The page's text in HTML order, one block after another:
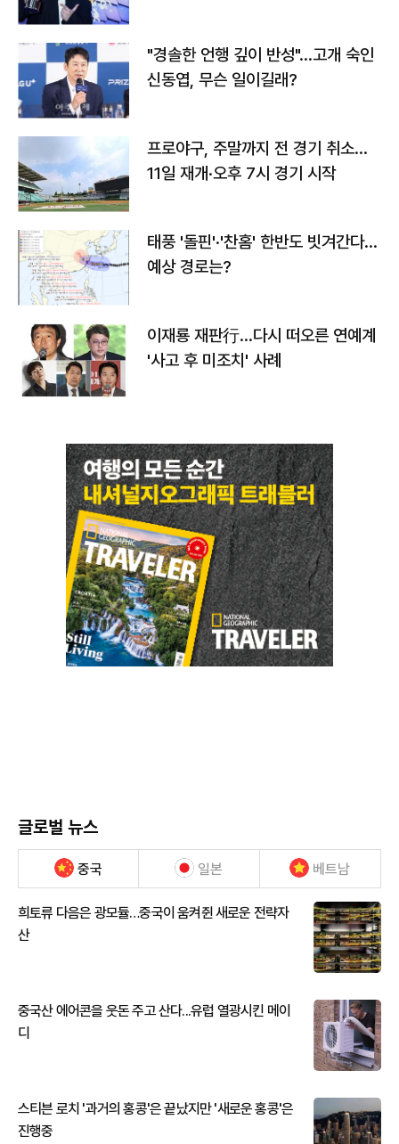
"경솔한 언행 깊이 반성"…고개 숙인
신동엽, 무슨 일이길래?
프로야구, 주말까지 전 경기 취소…
11일 재개·오후 7시 경기 시작
태풍 '돌핀'·'찬홈' 한반도 빗겨간다…
예상 경로는?
이재룡 재판行…다시 떠오른 연예계
'사고 후 미조치' 사례
글로벌 뉴스
중국 일본 베트남
희토류 다음은 광모듈…중국이 움켜쥔 새로운 전략자
산
중국산 에어콘을 웃돈 주고 산다...유럽 열광시킨 메이
디
스티븐 로치 '과거의 홍콩'은 끝났지만 '새로운 홍콩'은
진행중